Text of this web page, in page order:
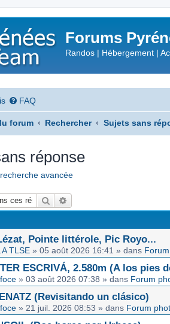
Forums
Randos | Hébergement |
FAQ
forum Rechercher Sujets sans
réponse
avancée
Rechercher
Pointe littérole, Pic Royo...
TLSE » 05 août 2026 16:41 » dans
ESCRIVÁ, 2.580m (A los pies
» 03 août 2026 07:38 » dans Forum
(Revisitando un clásico)
» 21 juil. 2026 08:53 » dans Forum